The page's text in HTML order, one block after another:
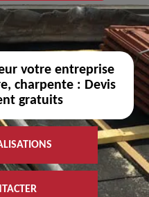
votre entreprise
charpente : Devis
gratuits